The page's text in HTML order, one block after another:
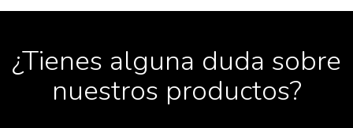
¿Tienes alguna duda sobre
nuestros productos?